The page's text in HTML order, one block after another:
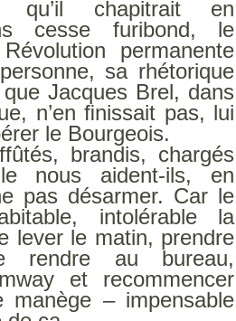
qu’il chapitrait en
cesse furibond, le
permanente
sa rhétorique
Jacques Brel, dans
n’en ﬁnissait pas, lui
le Bourgeois.
brandis, chargés
nous aident-ils, en
pas désarmer. Car le
intolérable la
lever le matin, prendre
rendre au bureau,
et recommencer
– impensable